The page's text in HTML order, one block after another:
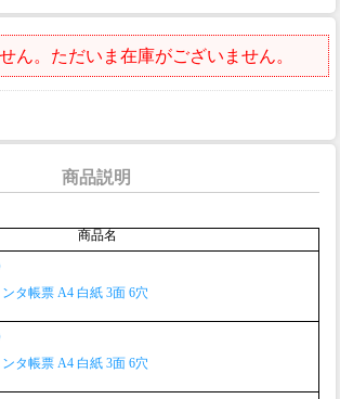
ん。ただいま在庫がございません。
商品説明
商品名
タ帳票 A4 白紙 3面 6穴
タ帳票 A4 白紙 3面 6穴